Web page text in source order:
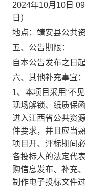
2024年10月10日
日）
地点：靖安县公共
五、公告期限：
自本公告发布之日
六、其他补充事宜：
1、本项目采用“不
现场解锁、纸质保
进入江西省公共资
件要求，并且应当
项目开、评标期间
各投标人的法定代
购信息发布、补充
制作电子投标文件